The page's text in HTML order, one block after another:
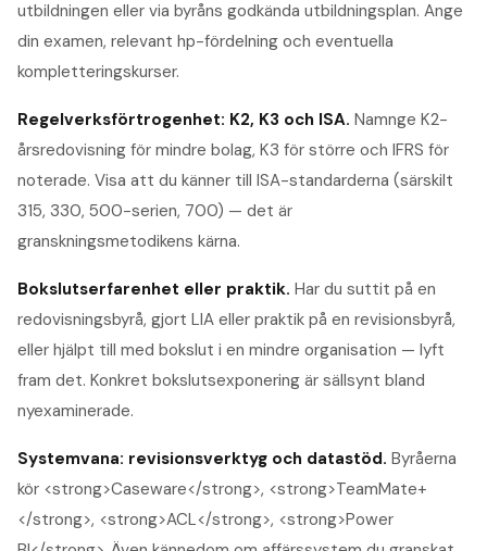
utbildningen eller via byråns godkända utbildningsplan. Ange
din examen, relevant hp-fördelning och eventuella
kompletteringskurser.
Regelverksförtrogenhet: K2, K3 och ISA. Namnge K2-
årsredovisning för mindre bolag, K3 för större och IFRS för
noterade. Visa att du känner till ISA-standarderna (särskilt
315, 330, 500-serien, 700) — det är
granskningsmetodikens kärna.
Bokslutserfarenhet eller praktik. Har du suttit på en
redovisningsbyrå, gjort LIA eller praktik på en revisionsbyrå,
eller hjälpt till med bokslut i en mindre organisation — lyft
fram det. Konkret bokslutsexponering är sällsynt bland
nyexaminerade.
Systemvana: revisionsverktyg och datastöd. Byråerna
kör <strong>Caseware</strong>, <strong>TeamMate+
</strong>, <strong>ACL</strong>, <strong>Power